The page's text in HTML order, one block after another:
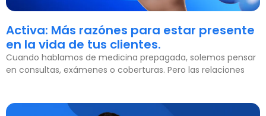
Activa: Más razónes para estar presente
en la vida de tus clientes.
Cuando hablamos de medicina prepagada, solemos pensar
en consultas, exámenes o coberturas. Pero las relaciones